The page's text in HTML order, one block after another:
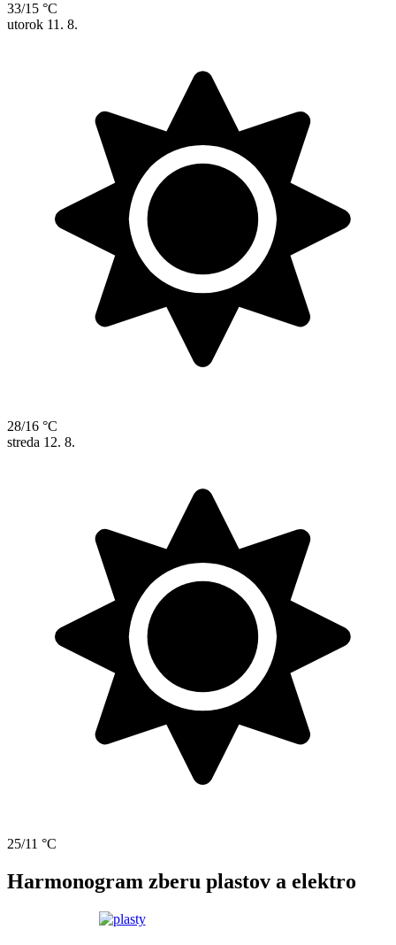
33/15 °C
utorok 11. 8.
28/16 °C
streda 12. 8.
25/11 °C
Harmonogram zberu plastov a elektro